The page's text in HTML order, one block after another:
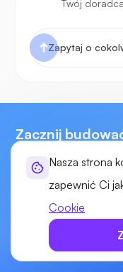
Nasza strona
zapewnić Ci
Cookie
Twój
Zacznij
już dziś!
Ciesz się mocą,
witrynami dzięki
generacji. Nasi
techniczną przez